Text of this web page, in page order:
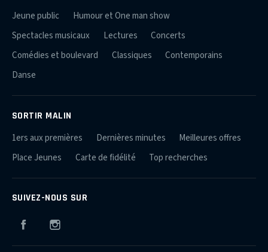
Jeune public
Humour et One man show
Spectacles musicaux
Lectures
Concerts
Comédies et boulevard
Classiques
Contemporains
Danse
SORTIR MALIN
1ers aux premières Dernières minutes
Meilleures offres
Place Jeunes
Carte de fidélité Top recherches
SUIVEZ-NOUS SUR
Facebook